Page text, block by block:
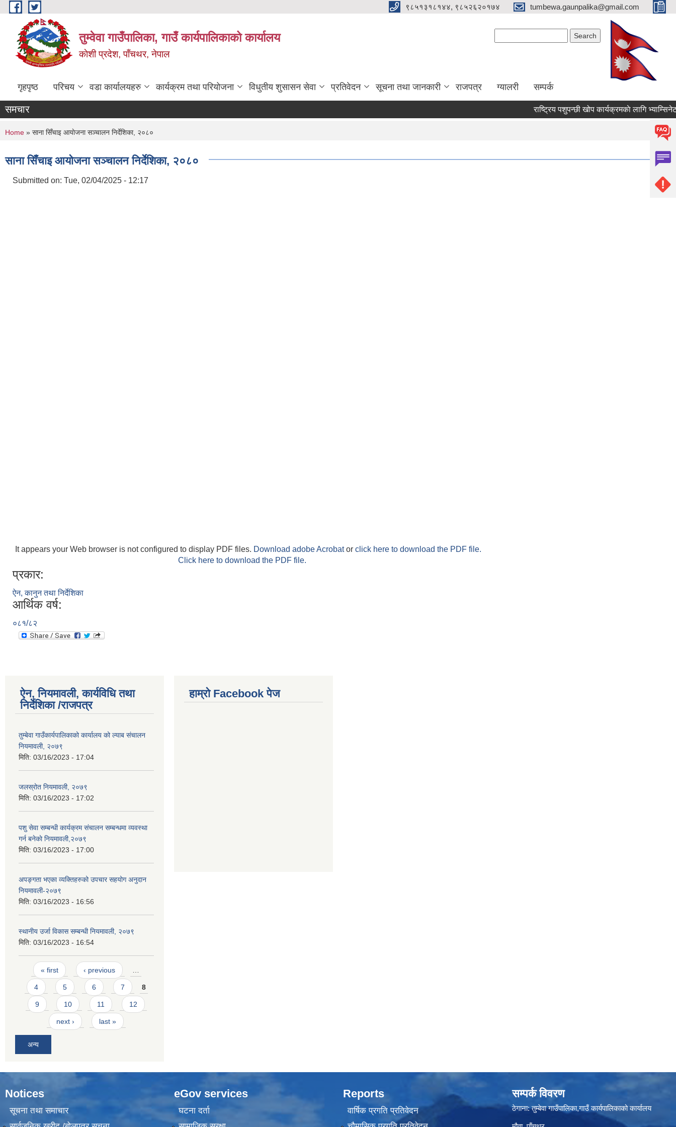
Skip to main content ९८५१३१८१४४, ९८५२६२०१७४ tumbewa.gaunpalika@gmail.com
तुम्वेवा गाउँपालिका, गाउँ कार्यपालिकाको कार्यालय
काेशी प्रदेश, पाँचथर, नेपाल
गृहपृष्ठ परिचय वडा कार्यालयहरु कार्यक्रम तथा परियोजना विधुतीय शुसासन सेवा प्रतिवेदन सूचना तथा जानकारी राजपत्र ग्यालरी सम्पर्क
समचार राष्ट्रिय पशुपन्छी खोप कार्यक्रमकाे लागि
You are here
Home » साना सिँचाइ आयाेजना सञ्चालन निर्देशिका, २०८०
साना सिँचाइ आयाेजना सञ्चालन निर्देशिका, २०८०
Submitted on: Tue, 02/04/2025 - 12:17
It appears your Web browser is not configured to display PDF files. Download adobe Acrobator click here to download the PDF file.
Click here to download the PDF file.
प्रकार:
ऐन, कानुन तथा निर्देशिका
आर्थिक वर्ष:
०८१/८२
ऐन, नियमावली, कार्यविधि तथा
निर्देशिका /राजपत्र
तुम्बेवा गाउँकार्यपालिकाको कार्यालय को ल्याब संचालन
नियमावली, २०७९
मिति: 03/16/2023 - 17:04
जलस्रोत नियमावली, २०७९
मिति: 03/16/2023 - 17:02
पशु सेवा सम्बन्धी कार्यक्रम संचालन सम्बन्धमा व्यवस्था
गर्न बनेकाे नियमावली,२०७९
मिति: 03/16/2023 - 17:00
अपङ्गता भएका व्यक्तिहरुको उपचार सहयोग अनुदान
नियमावली-२०७९
मिति: 03/16/2023 - 16:56
स्थानीय उर्जा विकास सम्बन्धी नियमावली, २०७९
मिति: 03/16/2023 - 16:54
Pages
« first ‹ previous
4 5 6 7 8
9 10 11 12
next › last »
अन्य
हाम्राे Facebook पेज
Notices
सूचना तथा समाचार
eGov services
घटना दर्ता
Reports
वार्षिक प्रगति प्रतिवेदन
सम्पर्क विवरण
ठेगाना: तुम्बेवा गाउँपालिका,गाउँ कार्यपालिकाको कार्यालय